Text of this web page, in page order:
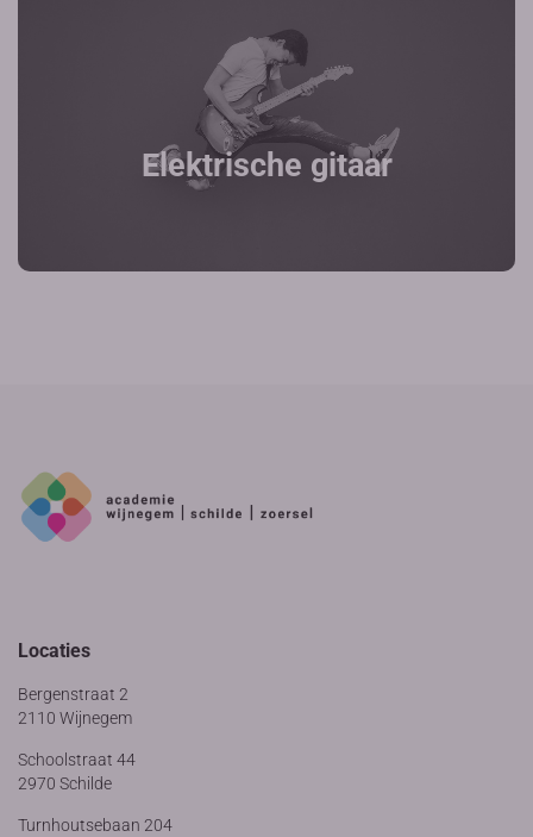
Elektrische gitaar
Locaties
Bergenstraat 2
2110 Wijnegem
Schoolstraat 44
2970 Schilde
Turnhoutsebaan 204